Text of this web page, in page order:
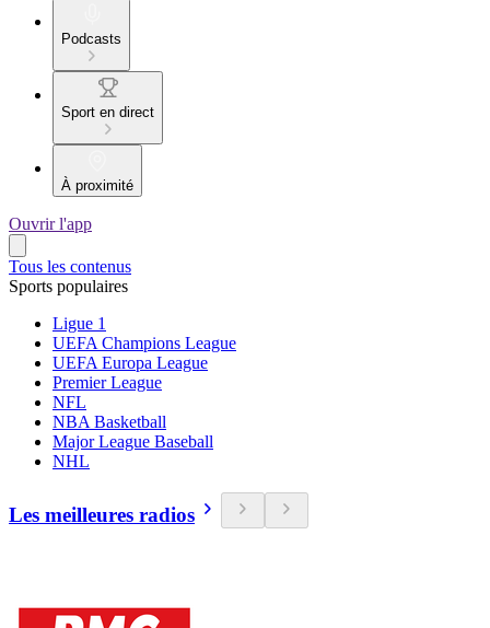
Podcasts
Sport en direct
À proximité
Ouvrir l'app
Tous les contenus
Sports populaires
Ligue 1
UEFA Champions League
UEFA Europa League
Premier League
NFL
NBA Basketball
Major League Baseball
NHL
Les meilleures radios